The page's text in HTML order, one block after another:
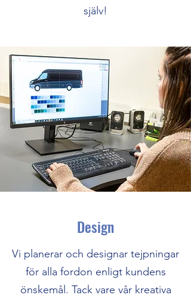
själv!
Design
Vi planerar och designar tejpningar
för alla fordon enligt kundens
önskemål. Tack vare vår kreativa